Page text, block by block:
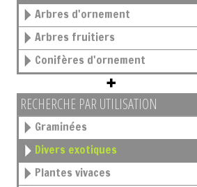
Arbres d'ornement
Arbres fruitiers
Conifères d'ornement
RECHERCHE PAR UTILISATION
Graminées
Divers exotiques
Plantes vivaces